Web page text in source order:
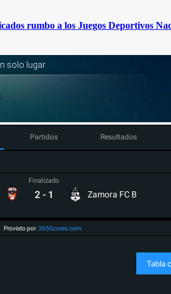
rumbo a los Juegos Deportivos
Partidos Resultados
Finalizado
2 - 1 Zamora FC B
Provisto por 365Scores.com
Tabla